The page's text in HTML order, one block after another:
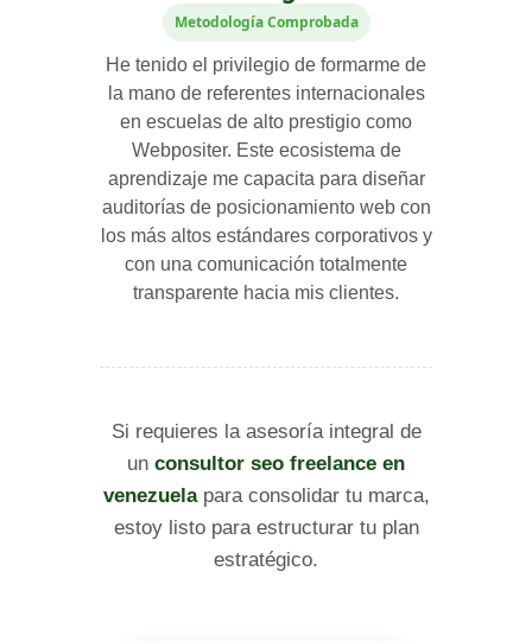
Metodología Comprobada
He tenido el privilegio de formarme de
la mano de referentes internacionales
en escuelas de alto prestigio como
Webpositer. Este ecosistema de
aprendizaje me capacita para diseñar
auditorías de posicionamiento web con
los más altos estándares corporativos y
con una comunicación totalmente
transparente hacia mis clientes.
Si requieres la asesoría integral de
un consultor seo freelance en
venezuelapara consolidar tu marca,
estoy listo para estructurar tu plan
estratégico.